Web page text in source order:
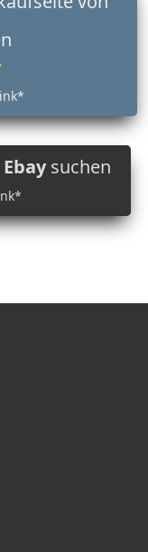
Ebaysuchen